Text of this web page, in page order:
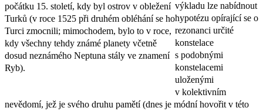
počátku 15. století, kdy byl ostrov v obležení
Turků (v roce 1525 při druhém obléhání se ho
Turci zmocnili; mimochodem, bylo to v roce,
kdy všechny tehdy známé planety včetně
dosud neznámého Neptuna stály ve znamení
Ryb).
výkladu lze nabídnout
hypotézu opírající se o
rezonanci určité
konstelace
s podobnými
konstelacemi
uloženými
v kolektivním
nevědomí, jež je svého druhu pamětí (dnes je módní hovořit v této